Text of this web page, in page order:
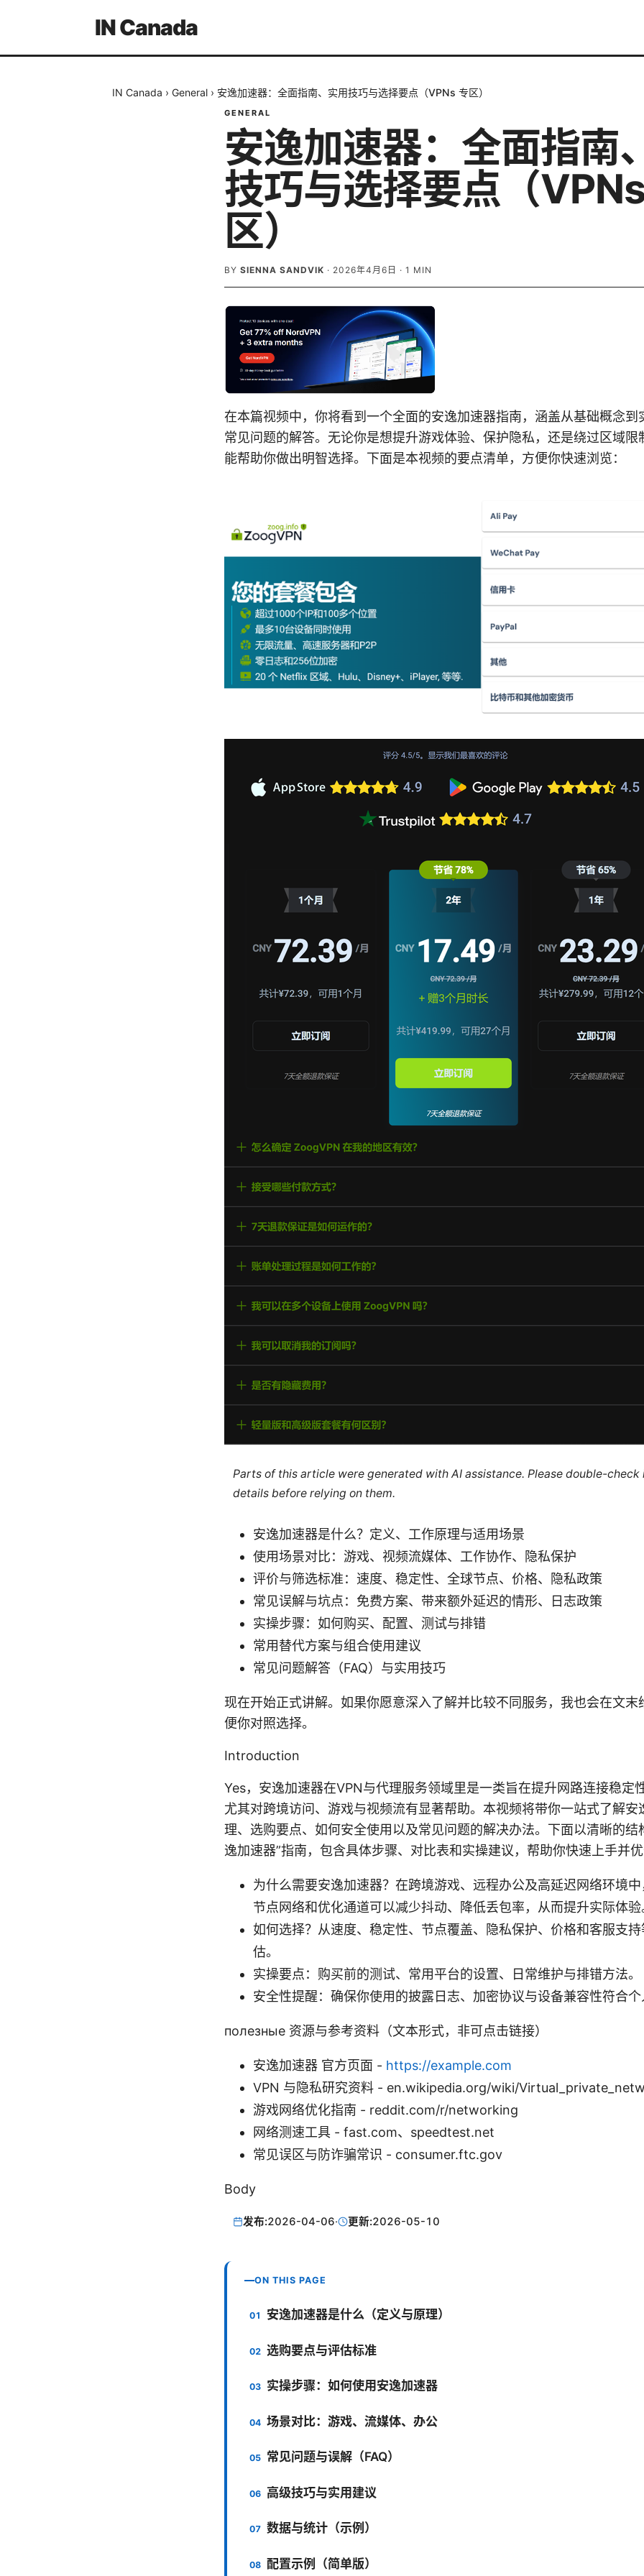
IN Canada
IN Canada › General › 安逸加速器：全面指南、实用技巧与选择要点（VPNs 专区）
GENERAL
安逸加速器：全面指南
技巧与选择要点（
区）
BY SIENNA SANDVIK · 2026年4月6日 · 1 MIN
在本篇视频中，你将看到一个全面的安逸加速器指南，涵盖从基础概念到
常见问题的解答。无论你是想提升游戏体验、保护隐私，还是绕过区域限
能帮助你做出明智选择。下面是本视频的要点清单，方便你快速浏览：
Parts of this article were generated with AI assistance. Please double-
details before relying on them.
安逸加速器是什么？定义、工作原理与适用场景
使用场景对比：游戏、视频流媒体、工作协作、隐私保护
评价与筛选标准：速度、稳定性、全球节点、价格、隐私政策
常见误解与坑点：免费方案、带来额外延迟的情形、日志政策
实操步骤：如何购买、配置、测试与排错
常用替代方案与组合使用建议
常见问题解答（FAQ）与实用技巧
现在开始正式讲解。如果你愿意深入了解并比较不同服务，我也会在文末
便你对照选择。
Introduction
Yes，安逸加速器在VPN与代理服务领域里是一类旨在提升网路连接稳定
尤其对跨境访问、游戏与视频流有显著帮助。本视频将带你一站式了解安
理、选购要点、如何安全使用以及常见问题的解决办法。下面以清晰的结
逸加速器”指南，包含具体步骤、对比表和实操建议，帮助你快速上手并优
为什么需要安逸加速器？在跨境游戏、远程办公及高延迟网络环境
节点网络和优化通道可以减少抖动、降低丢包率，从而提升实际体验
如何选择？从速度、稳定性、节点覆盖、隐私保护、价格和客服支
估。
实操要点：购买前的测试、常用平台的设置、日常维护与排错方法。
安全性提醒：确保你使用的披露日志、加密协议与设备兼容性符合个
полезные 资源与参考资料（文本形式，非可点击链接）
安逸加速器 官方页面 - https://example.com
VPN 与隐私研究资料 - en.wikipedia.org/wiki/
游戏网络优化指南 - reddit.com/r/networking
网络测速工具 - fast.com、speedtest.net
常见误区与防诈骗常识 - consumer.ftc.gov
Body
发布:2026-04-06· 更新:2026-05-10
ON THIS PAGE
安逸加速器是什么（定义与原理）
选购要点与评估标准
实操步骤：如何使用安逸加速器
场景对比：游戏、流媒体、办公
常见问题与误解（FAQ）
高级技巧与实用建议
数据与统计（示例）
配置示例（简单版）